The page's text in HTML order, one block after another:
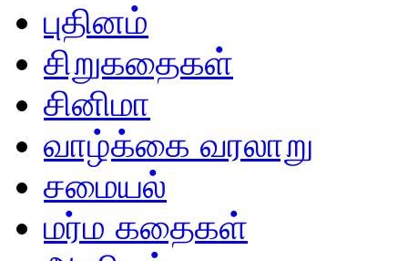
புதினம்
சிறுகதைகள்
சினிமா
வாழ்க்கை வரலாறு
சமையல்
மர்ம கதைகள்